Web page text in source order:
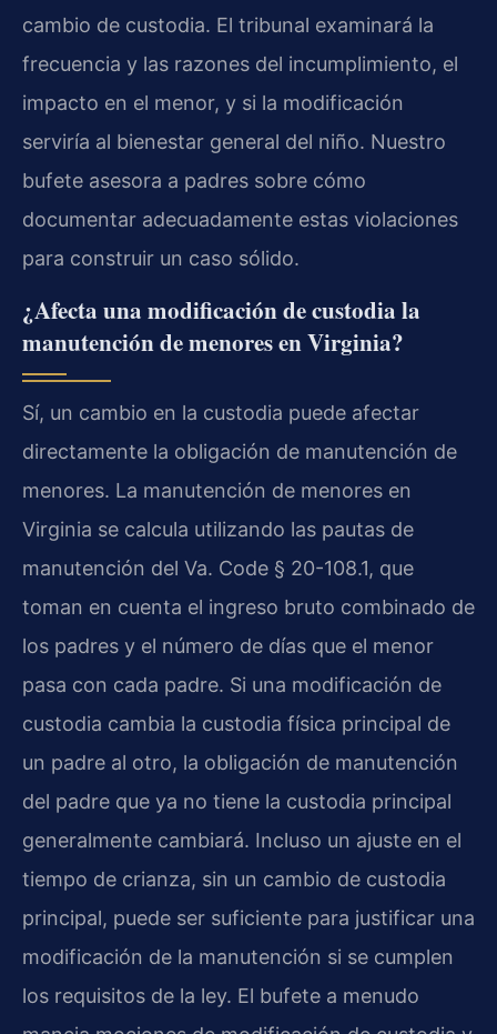
cambio de custodia. El tribunal examinará la
frecuencia y las razones del incumplimiento, el
impacto en el menor, y si la modificación
serviría al bienestar general del niño. Nuestro
bufete asesora a padres sobre cómo
documentar adecuadamente estas violaciones
para construir un caso sólido.
¿Afecta una modificación de custodia la
manutención de menores en Virginia?
Sí, un cambio en la custodia puede afectar
directamente la obligación de manutención de
menores. La manutención de menores en
Virginia se calcula utilizando las pautas de
manutención del Va. Code § 20-108.1, que
toman en cuenta el ingreso bruto combinado de
los padres y el número de días que el menor
pasa con cada padre. Si una modificación de
custodia cambia la custodia física principal de
un padre al otro, la obligación de manutención
del padre que ya no tiene la custodia principal
generalmente cambiará. Incluso un ajuste en el
tiempo de crianza, sin un cambio de custodia
principal, puede ser suficiente para justificar una
modificación de la manutención si se cumplen
los requisitos de la ley. El bufete a menudo